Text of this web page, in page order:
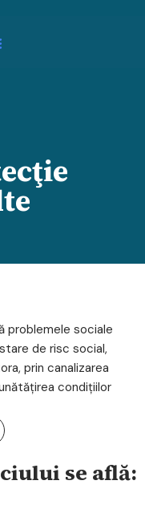
problemele sociale
de risc social,
prin canalizarea
condițiilor
se află: